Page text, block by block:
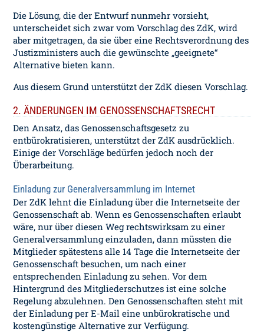
Die Lösung, die der Entwurf nunmehr vorsieht,
unterscheidet sich zwar vom Vorschlag des ZdK, wird
aber mitgetragen, da sie über eine Rechtsverordnung des
Justizministers auch die gewünschte „geeignete“
Alternative bieten kann.
Aus diesem Grund unterstützt der ZdK diesen Vorschlag.
2. ÄNDERUNGEN IM GENOSSENSCHAFTSRECHT
Den Ansatz, das Genossenschaftsgesetz zu
entbürokratisieren, unterstützt der ZdK ausdrücklich.
Einige der Vorschläge bedürfen jedoch noch der
Überarbeitung.
Einladung zur Generalversammlung im Internet
Der ZdK lehnt die Einladung über die Internetseite der
Genossenschaft ab. Wenn es Genossenschaften erlaubt
wäre, nur über diesen Weg rechtswirksam zu einer
Generalversammlung einzuladen, dann müssten die
Mitglieder spätestens alle 14 Tage die Internetseite der
Genossenschaft besuchen, um nach einer
entsprechenden Einladung zu sehen. Vor dem
Hintergrund des Mitgliederschutzes ist eine solche
Regelung abzulehnen. Den Genossenschaften steht mit
der Einladung per E-Mail eine unbürokratische und
kostengünstige Alternative zur Verfügung.